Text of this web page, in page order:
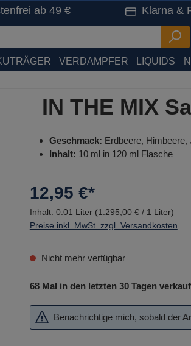
ab 49 € Klarna &
VERDAMPFER LIQUIDS
IN THE MIX
Geschmack: Erdbeere,
Inhalt: 10 ml in 120 ml Flasche
12,95 €*
Inhalt: 0.01 Liter (1.295,00 € / 1 Liter)
Preise inkl. MwSt. zzgl. Versandkosten
Nicht mehr verfügbar
68 Mal in den letzten 30 Tagen
Benachrichtige mich, sobald der